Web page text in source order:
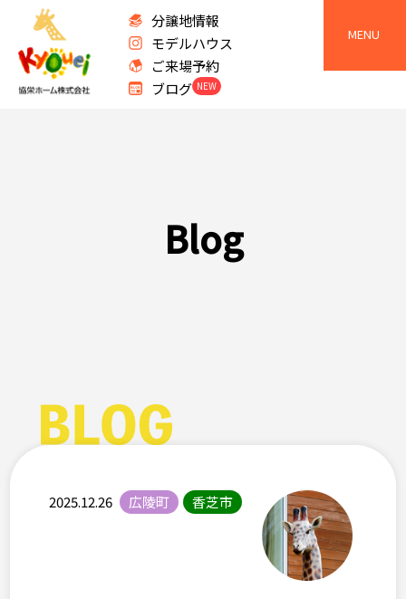
分譲地情報
モデルハウス
ご来場予約
ブログ NEW
MENU
Blog
2025.12.26 広陵町 香芝市